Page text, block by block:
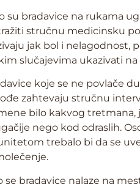
su bradavice na rukama
stručnu medicinsku
jak bol i nelagodnost,
slučajevima ukazivati
koje se ne povlače
zahtevaju stručnu
bilo kakvog tretmana,
nego kod odraslih.
trebalo bi da se
se bradavice nalaze na